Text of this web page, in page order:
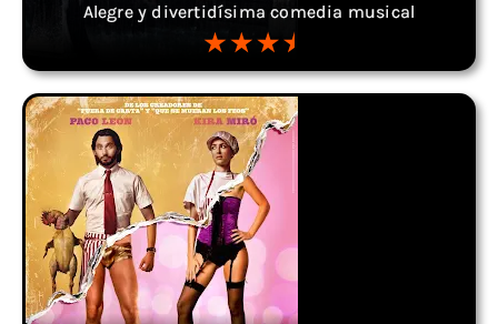
Alegre y divertidísima comedia musical